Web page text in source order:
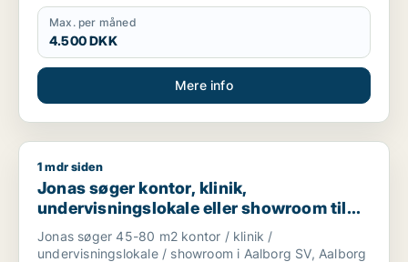
Max. per måned
4.500 DKK
Mere info
Jonas søger kontor, klinik, undervisningslokale eller
1 mdr siden
Jonas søger kontor, klinik,
undervisningslokale eller showroom til
leje i Aalborg SV, Aalborg SØ eller
Svenstrup J m.fl.
Jonas søger 45-80 m2 kontor / klinik /
undervisningslokale / showroom i Aalborg SV, Aalborg